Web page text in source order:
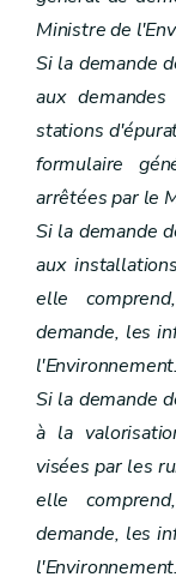
Ministre de
Si la demande
aux
stations
formulaire
arrêtées par le
Si la demande
aux
elle
demande, les
l'Environnement.
Si la demande
à la
visées par les
elle
demande, les
l'Environnement.